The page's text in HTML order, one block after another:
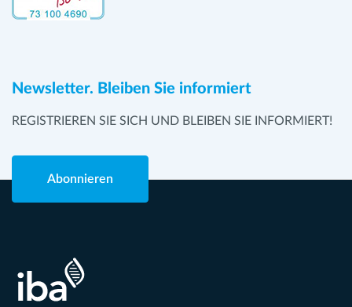
Newsletter. Bleiben Sie informiert
REGISTRIEREN SIE SICH UND BLEIBEN SIE INFORMIERT!
Abonnieren